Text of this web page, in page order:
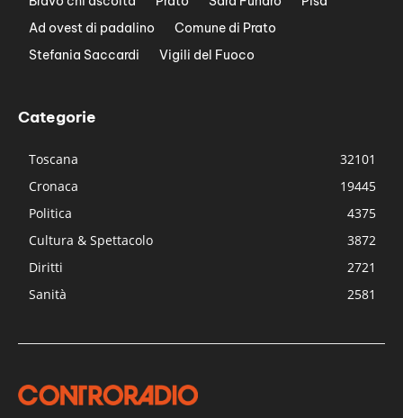
Ad ovest di padalino
Comune di Prato
Stefania Saccardi
Vigili del Fuoco
Categorie
Toscana
32101
Cronaca
19445
Politica
4375
Cultura & Spettacolo
3872
Diritti
2721
Sanità
2581